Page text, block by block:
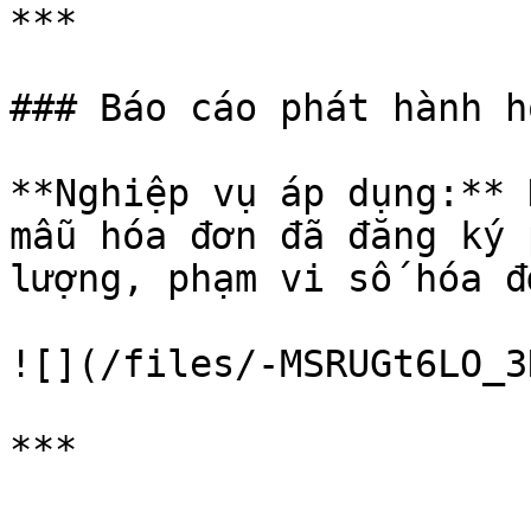
***
### Báo cáo phát hành
**Nghiệp vụ áp dụng:**
mẫu hóa đơn đã đăng
lượng, phạm vi số hóa
![](/files/-
***